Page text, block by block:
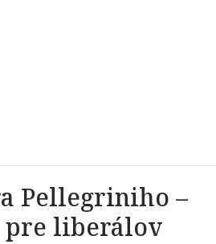
Pellegriniho –
pre liberálov